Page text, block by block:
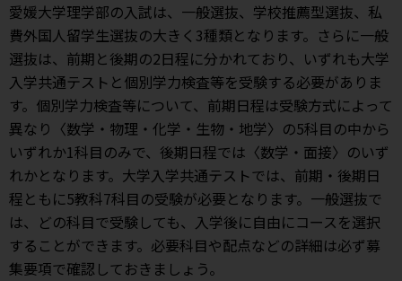
愛媛大学理学部の入試は、一般選抜、学校推薦型選抜、私
費外国人留学生選抜の大きく3種類となります。さらに一般
選抜は、前期と後期の2日程に分かれており、いずれも大学
入学共通テストと個別学力検査等を受験する必要がありま
す。個別学力検査等について、前期日程は受験方式によって
異なり〈数学・物理・化学・生物・地学〉の5科目の中から
いずれか1科目のみで、後期日程では〈数学・面接〉のいず
れかとなります。大学入学共通テストでは、前期・後期日
程ともに5教科7科目の受験が必要となります。一般選抜で
は、どの科目で受験しても、入学後に自由にコースを選択
することができます。必要科目や配点などの詳細は必ず募
集要項で確認しておきましょう。